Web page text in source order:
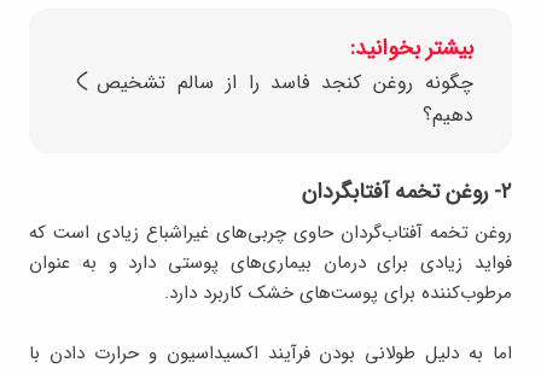
بیشتر بخوانید:
چگونه روغن کنجد فاسد را از سالم تشخیص
دهیم؟
۲- روغن تخمه آفتابگردان
روغن تخمه آفتاب‌گردان حاوی چربی‌های غیراشباع زیادی است که
فواید زیادی برای درمان بیماری‌های پوستی دارد و به عنوان
مرطوب‌کننده برای پوست‌های خشک کاربرد دارد.
اما به دلیل طولانی بودن فرآیند اکسیداسیون و حرارت دادن با